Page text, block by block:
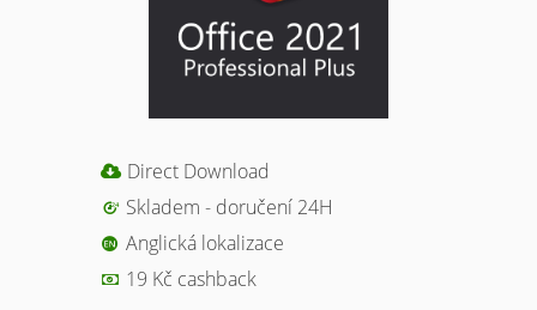
Direct Download
Skladem - doručení 24H
Anglická lokalizace
19 Kč cashback